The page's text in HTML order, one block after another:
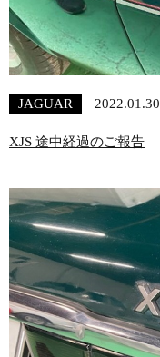
JAGUAR 2022.01.30
XJS 途中経過のご報告